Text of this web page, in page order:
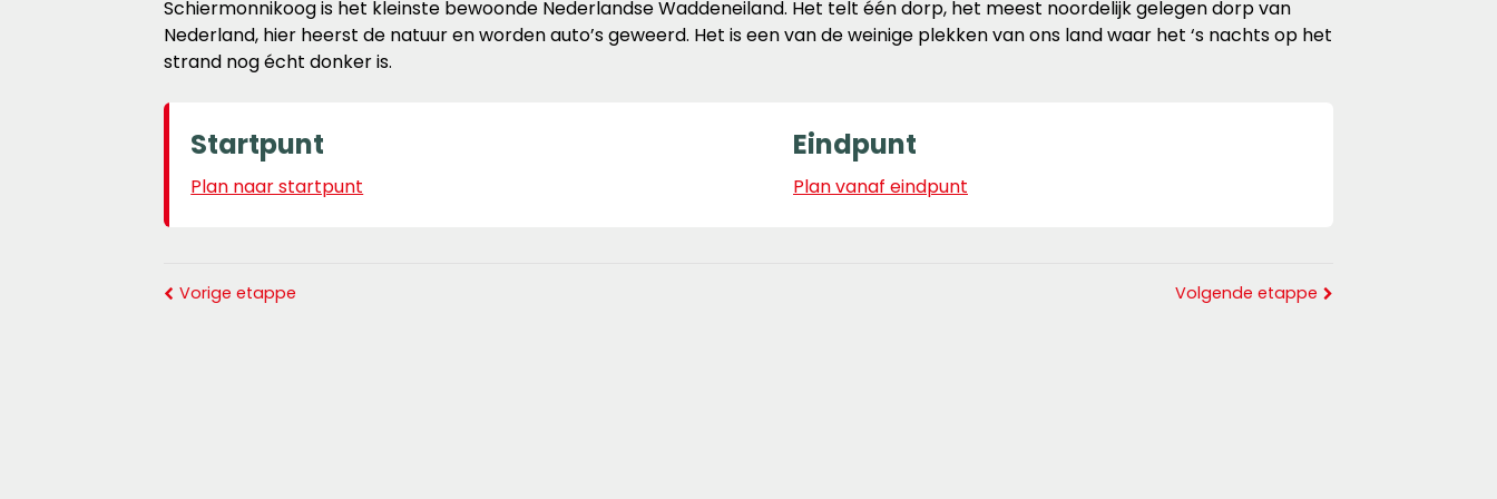
Schiermonnikoog is het kleinste bewoonde Nederlandse Waddeneiland. Het telt één dorp, het meest noordelijk gelegen dorp van
Nederland, hier heerst de natuur en worden auto’s geweerd. Het is een van de weinige plekken van ons land waar het ‘s nachts op het
strand nog écht donker is.
Startpunt
Plan naar startpunt
Eindpunt
Plan vanaf eindpunt
Vorige etappe Volgende etappe